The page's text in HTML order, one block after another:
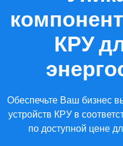
КРУ
Обеспечьте Ваш бизнес
устройств КРУ в
по доступной цене